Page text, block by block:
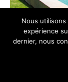
Nous
expérience
dernier, nous